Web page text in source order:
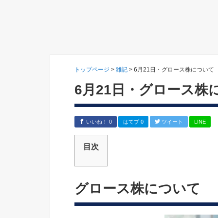
トップページ > 雑記 > 6月21日・グロース株について
6月21日・グロース株
いいね！ 0 はてブ 0 ツイート LINE
目次
グロース株について